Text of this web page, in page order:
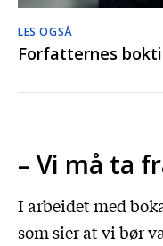
LES OGSÅ
Forfatternes
– Vi må ta
I arbeidet med
som sier at vi bør